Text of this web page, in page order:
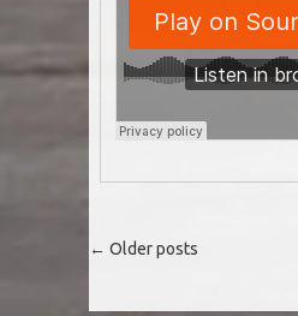
Post navigation
← Older posts